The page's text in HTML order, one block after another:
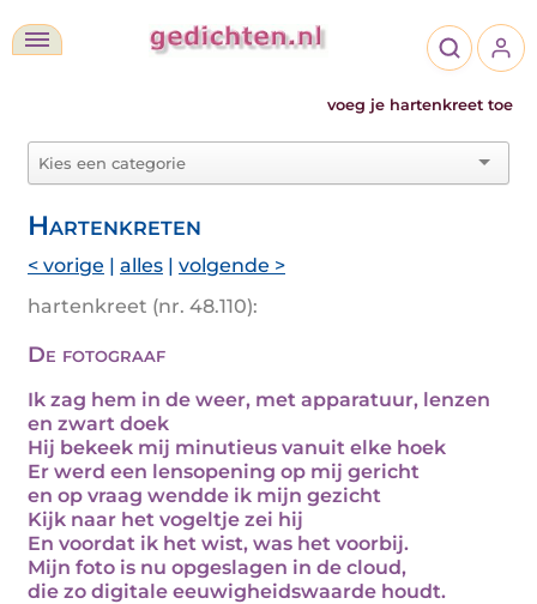
voeg je hartenkreet toe
Hartenkreten
< vorige | alles | volgende >
hartenkreet (nr. 48.110):
De fotograaf
Ik zag hem in de weer, met apparatuur, lenzen
en zwart doek
Hij bekeek mij minutieus vanuit elke hoek
Er werd een lensopening op mij gericht
en op vraag wendde ik mijn gezicht
Kijk naar het vogeltje zei hij
En voordat ik het wist, was het voorbij.
Mijn foto is nu opgeslagen in de cloud,
die zo digitale eeuwigheidswaarde houdt.